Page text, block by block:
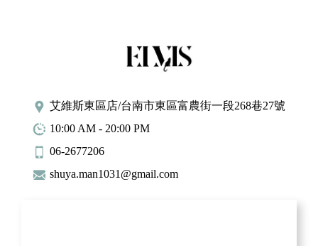
艾維斯東區店/台南市東區富農街一段268巷27號
10:00 AM - 20:00 PM
06-2677206
shuya.man1031@gmail.com